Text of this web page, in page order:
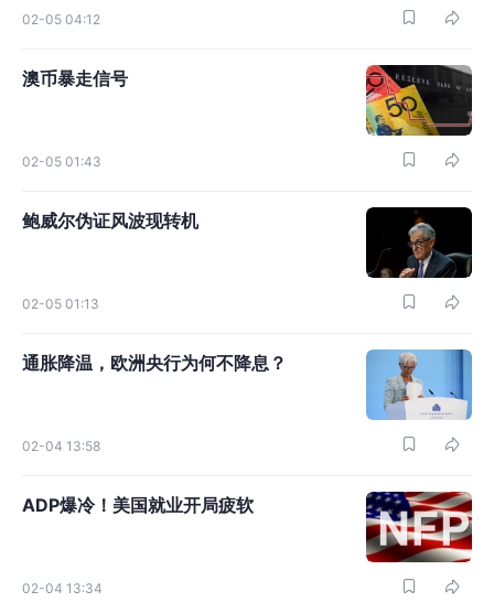
02-05 04:12
澳币暴走信号
02-05 01:43
鲍威尔伪证风波现转机
02-05 01:13
通胀降温，欧洲央行为何不降息？
02-04 13:58
ADP爆冷！美国就业开局疲软
02-04 13:34